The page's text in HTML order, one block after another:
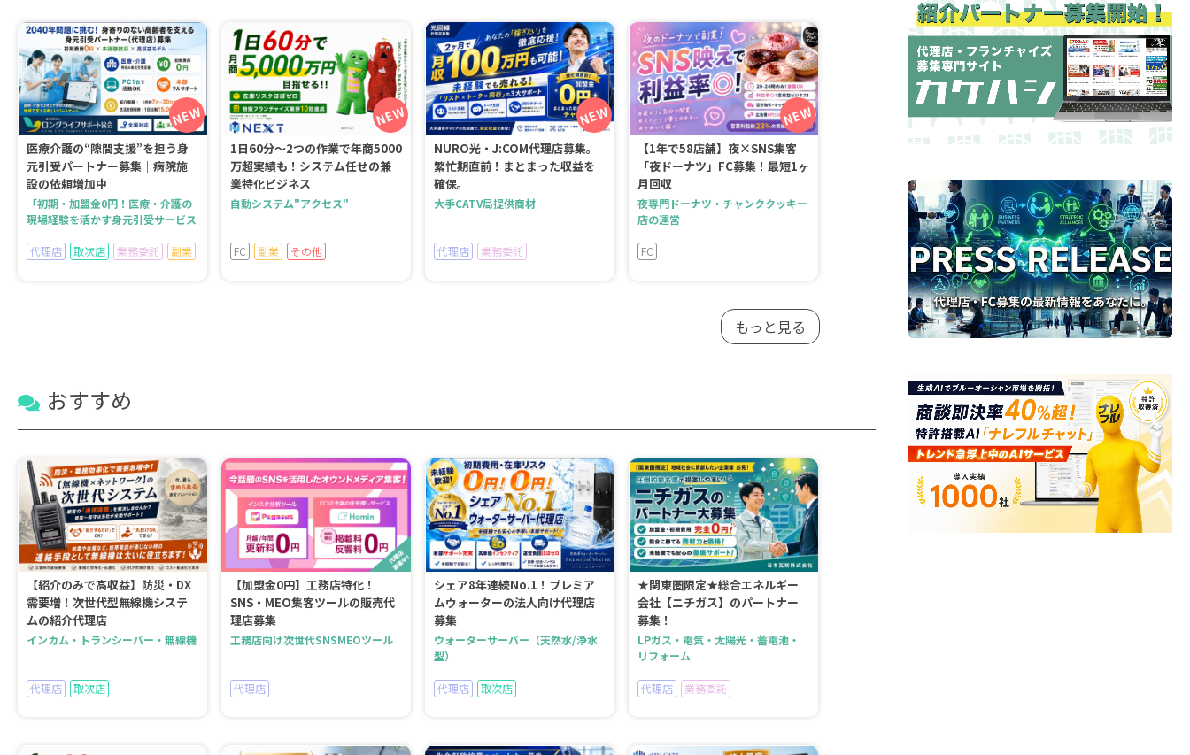
医療介護の“隙間支援”を担う身
元引受パートナー募集｜病院施
設の依頼増加中
「初期・加盟金0円！医療・介護の
現場経験を活かす身元引受サービス
代理店 取次店 業務委託 副業
1日60分～2つの作業で年商5000
万超実績も！システム任せの兼
業特化ビジネス
自動システム"アクセス"
FC 副業 その他
NURO光・J:COM代理店募集。
繁忙期直前！まとまった収益を
確保。
大手CATV局提供商材
代理店 業務委託
【1年で58店舗】夜×SNS集客
「夜ドーナツ」FC募集！最短1ヶ
月回収
夜専門ドーナツ・チャンククッキー
店の運営
FC
もっと見る
おすすめ
【紹介のみで高収益】防災・DX
需要増！次世代型無線機システ
ムの紹介代理店
インカム・トランシーバー・無線機
代理店 取次店
【加盟金0円】工務店特化！
SNS・MEO集客ツールの販売代
理店募集
工務店向け次世代SNSMEOツール
代理店
シェア8年連続No.1！プレミア
ムウォーターの法人向け代理店
募集
ウォーターサーバー（天然水/浄水
型）
代理店 取次店
★関東圏限定★総合エネルギー
会社【ニチガス】のパートナー
募集！
LPガス・電気・太陽光・蓄電池・
リフォーム
代理店 業務委託